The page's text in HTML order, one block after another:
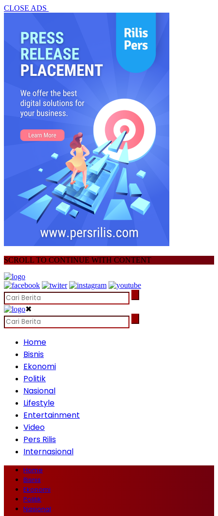
CLOSE ADS
SCROLL TO CONTINUE WITH CONTENT
✖
Home
Bisnis
Ekonomi
Politik
Nasional
Lifestyle
Entertainment
Video
Pers Rilis
Internasional
Home
Bisnis
Ekonomi
Politik
Nasional